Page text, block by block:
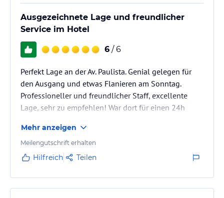
Ausgezeichnete Lage und freundlicher
Service im Hotel
6 / 6
Perfekt Lage an der Av. Paulista. Genial gelegen für
den Ausgang und etwas Flanieren am Sonntag.
Professioneller und freundlicher Staff, excellente
Lage, sehr zu empfehlen! War dort für einen 24h
Mehr anzeigen
Meilengutschrift erhalten
Hilfreich Teilen